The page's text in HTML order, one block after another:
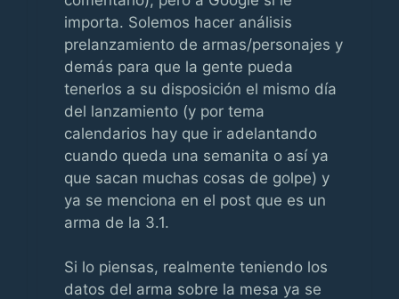
importa. Solemos hacer análisis
prelanzamiento de armas/personajes y
demás para que la gente pueda
tenerlos a su disposición el mismo día
del lanzamiento (y por tema
calendarios hay que ir adelantando
cuando queda una semanita o así ya
que sacan muchas cosas de golpe) y
ya se menciona en el post que es un
arma de la 3.1.
Si lo piensas, realmente teniendo los
datos del arma sobre la mesa ya se